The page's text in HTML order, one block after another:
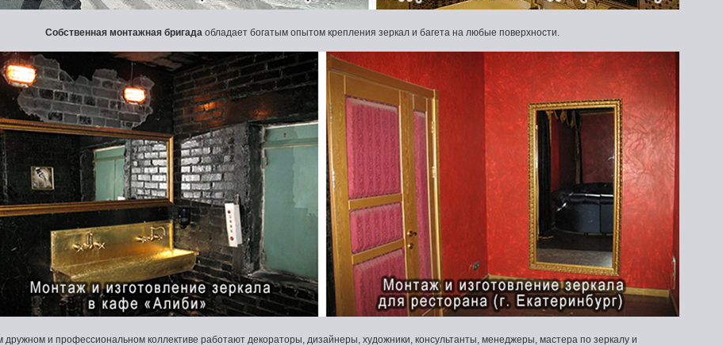
Собственная монтажная бригада обладает богатым опытом крепления зеркал и багета на любые поверхности.
дружном и профессиональном коллективе работают декораторы, дизайнеры, художники, консультанты, менеджеры, мастера по зеркалу и